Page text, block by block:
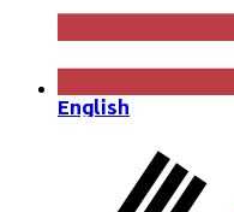
English